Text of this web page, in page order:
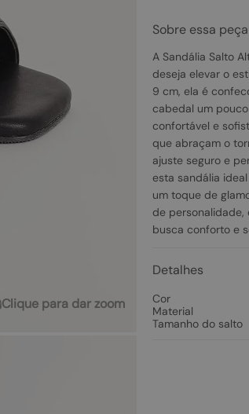
Clique para dar zoom
Sobre essa peça
A Sandália Salto
deseja elevar o
9 cm, ela é
cabedal um
confortável e
que abraçam o
ajuste seguro e
esta sandália
um toque de
de personalidade,
busca conforto e
Detalhes
Cor
Material
Tamanho do salto